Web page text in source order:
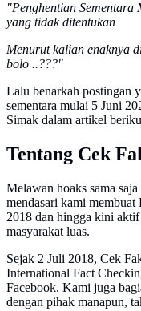
"Penghentian
yang tidak ditentukan
Menurut kalian enaknya
bolo ..???"
Lalu benarkah postingan
sementara mulai 5 Juni
Simak dalam artikel
Tentang Cek
Melawan hoaks sama
mendasari kami
2018 dan hingga kini
masyarakat luas.
Sejak 2 Juli 2018, Cek
International Fact
Facebook. Kami juga
dengan pihak manapun,